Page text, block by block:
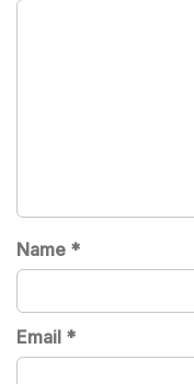
Name *
Email *